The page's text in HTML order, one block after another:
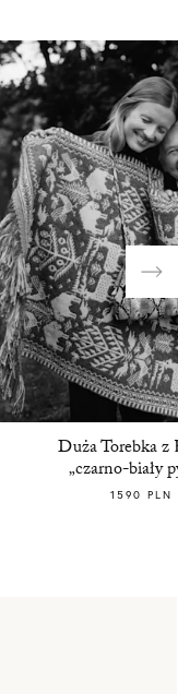
Duża Torebka z
„czarno-biały
1590 PLN